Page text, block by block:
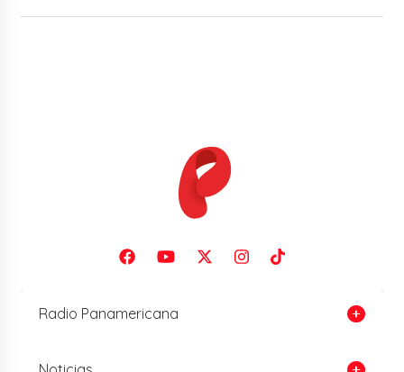
Radio Panamericana